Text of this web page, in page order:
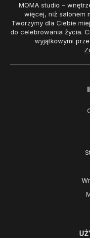
MOMA studio –
więcej, niż salonem
Tworzymy dla Ciebie
do celebrowania życia.
wyjątkowymi